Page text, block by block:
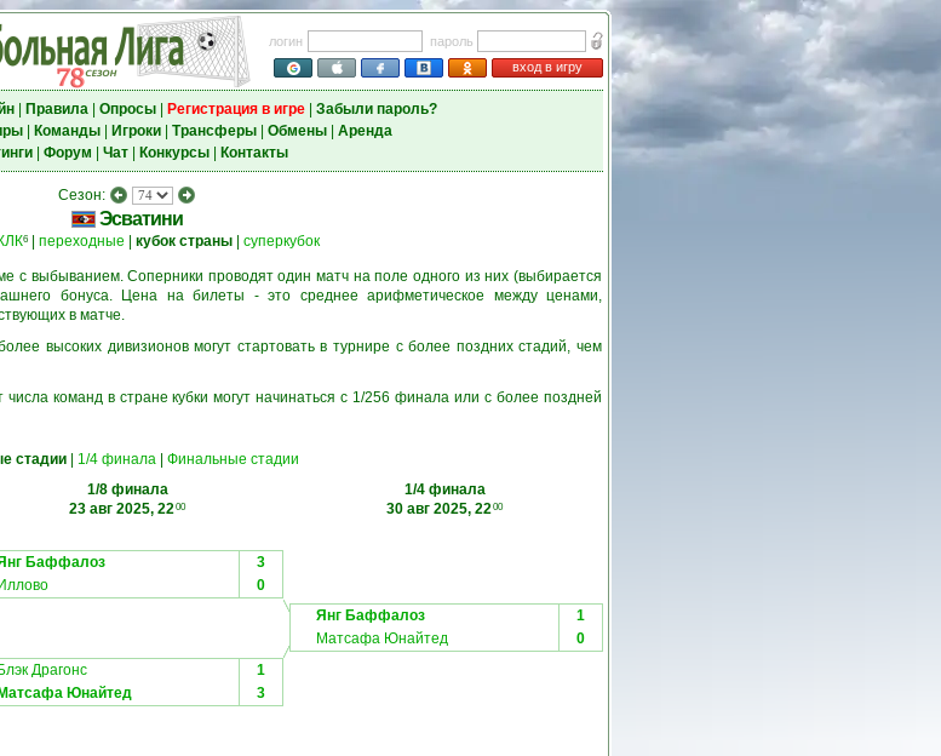
логин
пароль
вход в игру
| Правила| Опросы| Регистрация в игре| Забыли пароль?
| Команды| Игроки| Трансферы| Обмены| Аренда
| Форум Чат| Конкурсы| Контакты
Сезон:
Эсватини
КЛК6| переходные кубок страны| суперкубок
с выбыванием. Соперники проводят один матч на поле одного из них (выбирается
бонуса. Цена на билеты - это среднее арифметическое между ценами,
в матче.
высоких дивизионов могут стартовать в турнире с более поздних стадий, чем
числа команд в стране кубки могут начинаться с 1/256 финала или с более поздней
стадии 1/4 финала
Финальные стадии
1/8 финала
23 авг 2025, 2200
1/4 финала
30 авг 2025, 2200
Баффалоз
3
Иллово
0
Янг Баффалоз
1
Матсафа Юнайтед
0
Блэк Драгонс
1
Матсафа Юнайтед
3